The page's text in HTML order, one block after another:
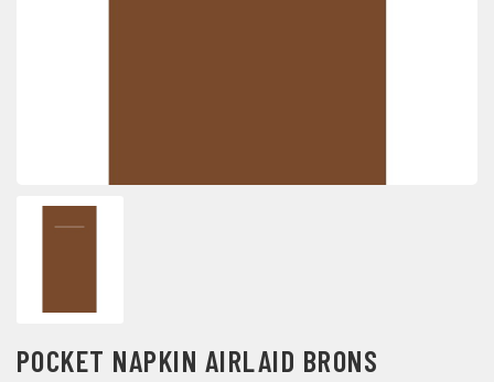
POCKET NAPKIN AIRLAID BRONS